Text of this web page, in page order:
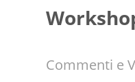
Commenti e